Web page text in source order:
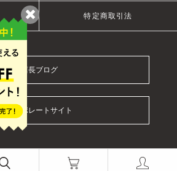
特定商取引法
店長ブログ
コーポレートサイト